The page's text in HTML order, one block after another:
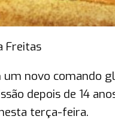
Freitas
um novo comando
depois de 14
terça-feira.